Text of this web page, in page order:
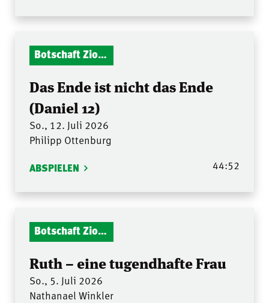
Botschaft Zionshalle
Das Ende ist nicht das Ende
(Daniel 12)
So., 12. Juli 2026
Philipp Ottenburg
ABSPIELEN 44:52
Botschaft Zionshalle
Ruth – eine tugendhafte Frau
So., 5. Juli 2026
Nathanael Winkler